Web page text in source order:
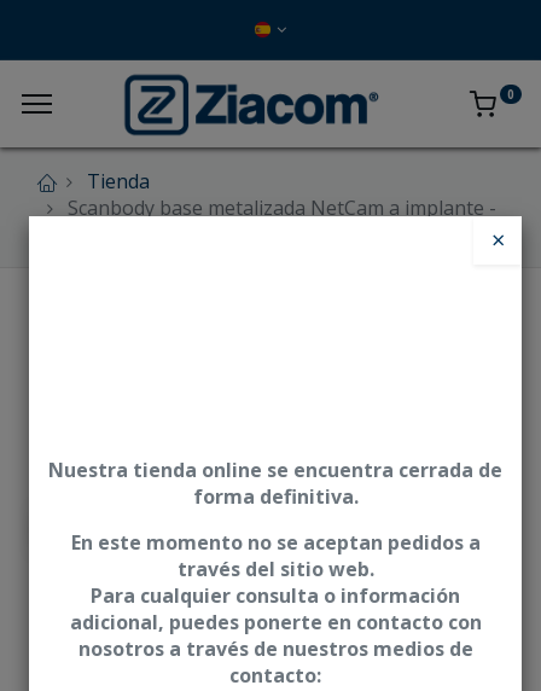
0
Tienda
Scanbody base metalizada NetCam a implante -
×
Nuestra tienda online se encuentra cerrada de
forma definitiva.
En este momento no se aceptan pedidos a
través del sitio web.
Para cualquier consulta o información
adicional, puedes ponerte en contacto con
nosotros a través de nuestros medios de
contacto: